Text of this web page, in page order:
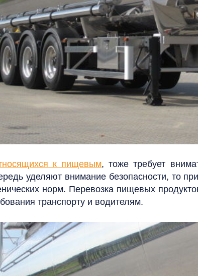
к пищевым, тоже требует
уделяют внимание безопасности, то
норм. Перевозка пищевых
транспорту и водителям.